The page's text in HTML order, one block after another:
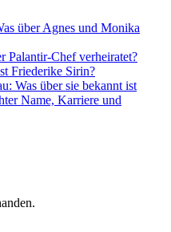
über Agnes und Monika
Palantir-Chef verheiratet?
Friederike Sirin?
Was über sie bekannt ist
Name, Karriere und